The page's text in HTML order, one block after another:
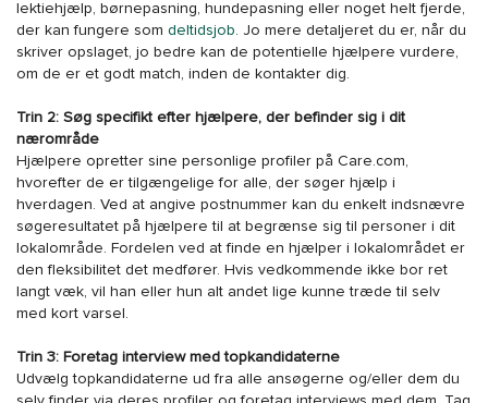
lektiehjælp, børnepasning, hundepasning eller noget helt fjerde,
der kan fungere som deltidsjob. Jo mere detaljeret du er, når du
skriver opslaget, jo bedre kan de potentielle hjælpere vurdere,
om de er et godt match, inden de kontakter dig.
Trin 2: Søg specifikt efter hjælpere, der befinder sig i dit
nærområde
Hjælpere opretter sine personlige profiler på Care.com,
hvorefter de er tilgængelige for alle, der søger hjælp i
hverdagen. Ved at angive postnummer kan du enkelt indsnævre
søgeresultatet på hjælpere til at begrænse sig til personer i dit
lokalområde. Fordelen ved at finde en hjælper i lokalområdet er
den fleksibilitet det medfører. Hvis vedkommende ikke bor ret
langt væk, vil han eller hun alt andet lige kunne træde til selv
med kort varsel.
Trin 3: Foretag interview med topkandidaterne
Udvælg topkandidaterne ud fra alle ansøgerne og/eller dem du